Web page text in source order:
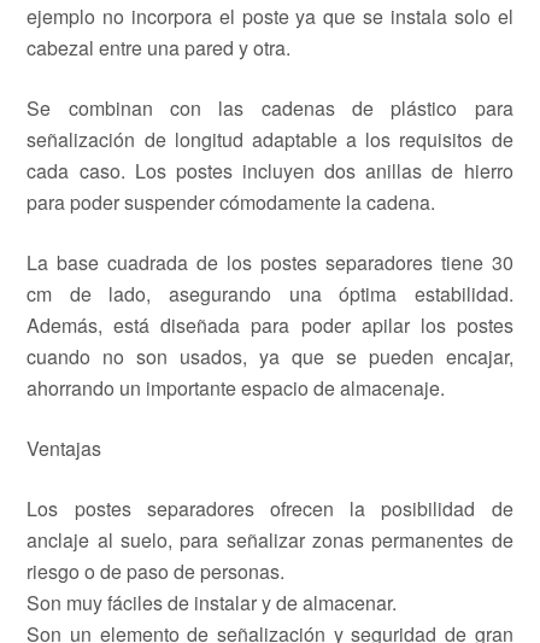
ejemplo no incorpora el poste ya que se instala solo el
cabezal entre una pared y otra.
Se combinan con las cadenas de plástico para
señalización de longitud adaptable a los requisitos de
cada caso. Los postes incluyen dos anillas de hierro
para poder suspender cómodamente la cadena.
La base cuadrada de los postes separadores tiene 30
cm de lado, asegurando una óptima estabilidad.
Además, está diseñada para poder apilar los postes
cuando no son usados, ya que se pueden encajar,
ahorrando un importante espacio de almacenaje.
Ventajas
Los postes separadores ofrecen la posibilidad de
anclaje al suelo, para señalizar zonas permanentes de
riesgo o de paso de personas.
Son muy fáciles de instalar y de almacenar.
Son un elemento de señalización y seguridad de gran